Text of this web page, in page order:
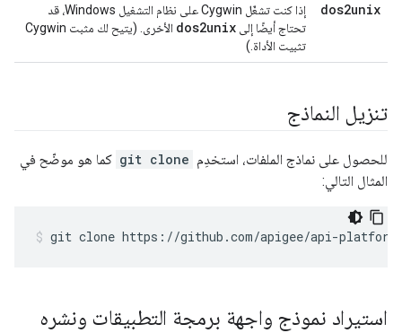
dos2unix
إذا كنت تشغّل Cygwin على نظام التشغيل Windows، قد
تحتاج أيضًا إلى dos2unix
الأخرى. (يتيح لك مثبت Cygwin
تثبيت الأداة.)
تنزيل النماذج
للحصول على نماذج الملفات، استخدِم git clone كما هو موضّح في
المثال التالي:
git clone https://github.com/apigee/api-
استيراد نموذج واجهة برمجة التطبيقات ونشره